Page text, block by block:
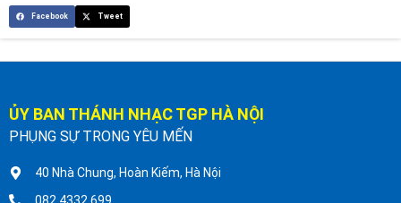
Facebook Tweet
ỦY BAN THÁNH NHẠC TGP HÀ NỘI
PHỤNG SỰ TRONG YÊU MẾN
40 Nhà Chung, Hoàn Kiếm, Hà Nội